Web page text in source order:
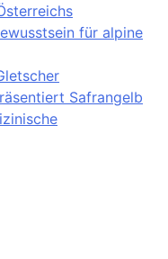
für alpine
Safrangelb